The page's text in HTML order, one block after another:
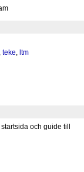
teke, ltm
och guide till